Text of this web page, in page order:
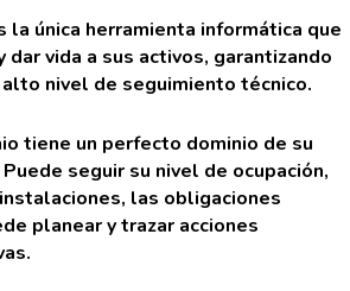
la única herramienta informática que
vida a sus activos, garantizando
nivel de seguimiento técnico.
tiene un perfecto dominio de su
seguir su nivel de ocupación,
las obligaciones
planear y trazar acciones